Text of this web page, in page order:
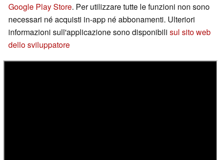
Google Play Store. Per utilizzare tutte le funzioni non sono
necessari né acquisti in-app né abbonamenti. Ulteriori
informazioni sull'applicazione sono disponibili sul sito web
dello sviluppatore